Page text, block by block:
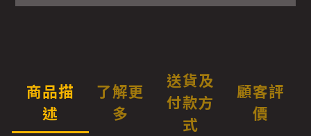
商品描
述
了解更
多
送貨及
付款方
式
顧客評
價